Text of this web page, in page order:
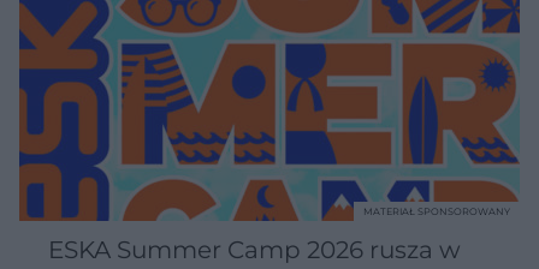
ESKA Summer Camp 2026 rusza w
MATERIAŁ SPONSOROWANY